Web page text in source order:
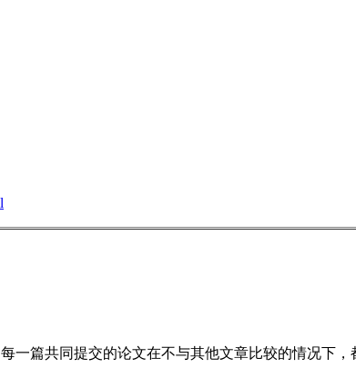
篇共同提交的论文在不与其他文章比较的情况下，